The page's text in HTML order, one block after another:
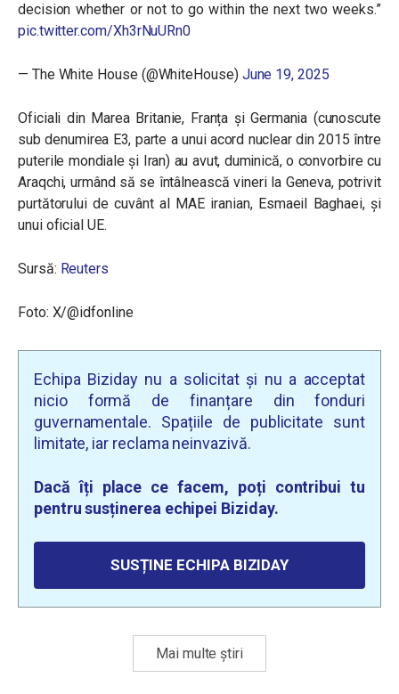
decision whether or not to go within the next two weeks.”
pic.twitter.com/Xh3rNuURn0
— The White House (@WhiteHouse) June 19, 2025
Oficiali din Marea Britanie, Franța și Germania (cunoscute
sub denumirea E3, parte a unui acord nuclear din 2015 între
puterile mondiale și Iran) au avut, duminică, o convorbire cu
Araqchi, urmând să se întâlnească vineri la Geneva, potrivit
purtătorului de cuvânt al MAE iranian, Esmaeil Baghaei, și
unui oficial UE.
Sursă: Reuters
Foto: X/@idfonline
Echipa Biziday nu a solicitat și nu a acceptat
nicio formă de finanțare din fonduri
guvernamentale. Spațiile de publicitate sunt
limitate, iar reclama neinvazivă.
Dacă îți place ce facem, poți contribui tu
pentru susținerea echipei Biziday.
SUSȚINE ECHIPA BIZIDAY
Mai multe știri